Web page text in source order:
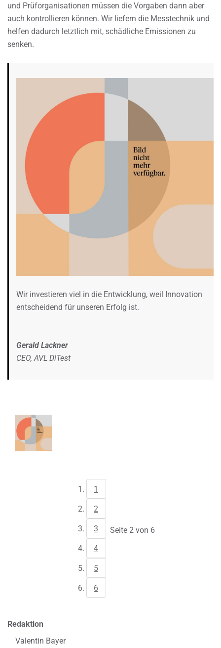
und Prüforganisationen müssen die Vorgaben dann aber
auch kontrollieren können. Wir liefern die Messtechnik und
helfen dadurch letztlich mit, schädliche Emissionen zu
senken.
Wir investieren viel in die Entwicklung, weil Innovation
entscheidend für unseren Erfolg ist.
Gerald Lackner
CEO, AVL DiTest
1
2
3
4
5
6
Seite 2 von 6
Redaktion
Valentin Bayer